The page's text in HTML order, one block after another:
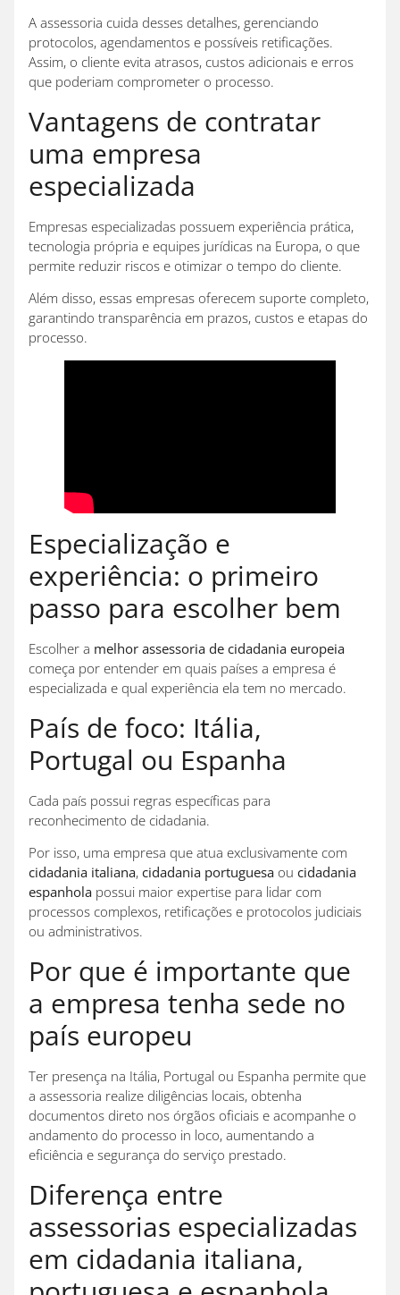
A assessoria cuida desses detalhes, gerenciando
protocolos, agendamentos e possíveis retificações.
Assim, o cliente evita atrasos, custos adicionais e erros
que poderiam comprometer o processo.
Vantagens de contratar
uma empresa
especializada
Empresas especializadas possuem experiência prática,
tecnologia própria e equipes jurídicas na Europa, o que
permite reduzir riscos e otimizar o tempo do cliente.
Além disso, essas empresas oferecem suporte completo,
garantindo transparência em prazos, custos e etapas do
processo.
Especialização e
experiência: o primeiro
passo para escolher bem
Escolher a melhor assessoria de cidadania europeia
começa por entender em quais países a empresa é
especializada e qual experiência ela tem no mercado.
País de foco: Itália,
Portugal ou Espanha
Cada país possui regras específicas para
reconhecimento de cidadania.
Por isso, uma empresa que atua exclusivamente com
cidadania italiana, cidadania portuguesa ou cidadania
espanhola possui maior expertise para lidar com
processos complexos, retificações e protocolos judiciais
ou administrativos.
Por que é importante que
a empresa tenha sede no
país europeu
Ter presença na Itália, Portugal ou Espanha permite que
a assessoria realize diligências locais, obtenha
documentos direto nos órgãos oficiais e acompanhe o
andamento do processo in loco, aumentando a
eficiência e segurança do serviço prestado.
Diferença entre
assessorias especializadas
em cidadania italiana,